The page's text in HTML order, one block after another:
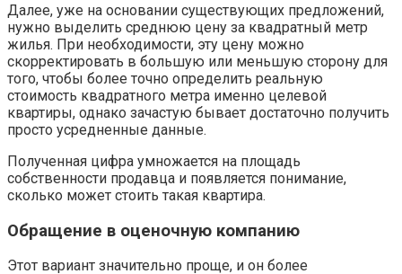
Далее, уже на основании существующих предложений,
нужно выделить среднюю цену за квадратный метр
жилья. При необходимости, эту цену можно
скорректировать в большую или меньшую сторону для
того, чтобы более точно определить реальную
стоимость квадратного метра именно целевой
квартиры, однако зачастую бывает достаточно получить
просто усредненные данные.
Полученная цифра умножается на площадь
собственности продавца и появляется понимание,
сколько может стоить такая квартира.
Обращение в оценочную компанию
Этот вариант значительно проще, и он более